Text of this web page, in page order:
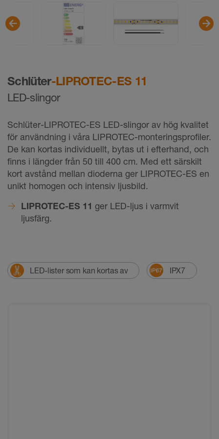
Schlüter-LIPROTEC-ES 11
LED-slingor
Schlüter-LIPROTEC-ES LED-slingor av hög kvalitet
för användning i våra LIPROTEC-monteringsprofiler.
De kan kortas individuellt, bytas ut i efterhand, och
finns i längder från 50 till 400 cm. Med ett särskilt
kort avstånd mellan dioderna ger LIPROTEC-ES en
unikt homogen och intensiv ljusbild.
LIPROTEC-ES 11 ger LED-ljus i varmvit
ljusfärg.
LED-lister som kan kortas av IPX7